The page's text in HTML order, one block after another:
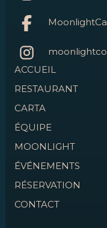
ACCUEIL
RESTAURANT
CARTA
ÉQUIPE
MOONLIGHT
ÉVÉNEMENTS
RÉSERVATION
CONTACT